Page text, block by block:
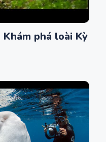
phá loài Kỳ